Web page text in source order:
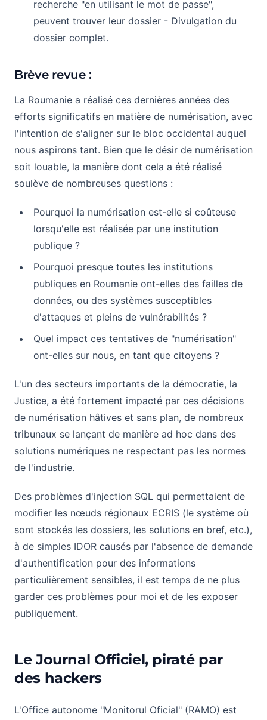
recherche "en utilisant le mot de passe",
peuvent trouver leur dossier - Divulgation du
dossier complet.
Brève revue :
La Roumanie a réalisé ces dernières années des
efforts significatifs en matière de numérisation, avec
l'intention de s'aligner sur le bloc occidental auquel
nous aspirons tant. Bien que le désir de numérisation
soit louable, la manière dont cela a été réalisé
soulève de nombreuses questions :
Pourquoi la numérisation est-elle si coûteuse
lorsqu'elle est réalisée par une institution
publique ?
Pourquoi presque toutes les institutions
publiques en Roumanie ont-elles des failles de
données, ou des systèmes susceptibles
d'attaques et pleins de vulnérabilités ?
Quel impact ces tentatives de "numérisation"
ont-elles sur nous, en tant que citoyens ?
L'un des secteurs importants de la démocratie, la
Justice, a été fortement impacté par ces décisions
de numérisation hâtives et sans plan, de nombreux
tribunaux se lançant de manière ad hoc dans des
solutions numériques ne respectant pas les normes
de l'industrie.
Des problèmes d'injection SQL qui permettaient de
modifier les nœuds régionaux ECRIS (le système où
sont stockés les dossiers, les solutions en bref, etc.),
à de simples IDOR causés par l'absence de demande
d'authentification pour des informations
particulièrement sensibles, il est temps de ne plus
garder ces problèmes pour moi et de les exposer
publiquement.
Le Journal Officiel, piraté par
des hackers
L'Office autonome "Monitorul Oficial" (RAMO) est